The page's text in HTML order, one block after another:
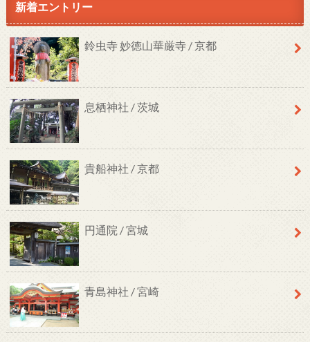
新着エントリー
鈴虫寺 妙徳山華厳寺 / 京都
息栖神社 / 茨城
貴船神社 / 京都
円通院 / 宮城
青島神社 / 宮崎